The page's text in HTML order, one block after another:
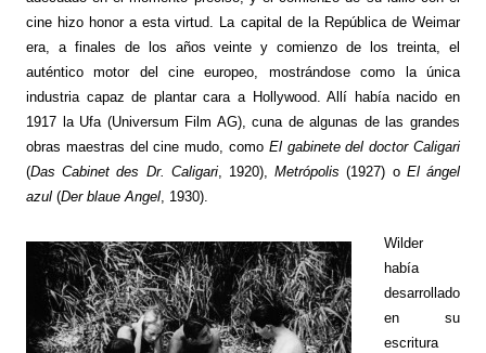
cine hizo honor a esta virtud. La capital de la República de Weimar
era, a finales de los años veinte y comienzo de los treinta, el
auténtico motor del cine europeo, mostrándose como la única
industria capaz de plantar cara a Hollywood. Allí había nacido en
1917 la Ufa (Universum Film AG), cuna de algunas de las grandes
obras maestras del cine mudo, como El gabinete del doctor Caligari
(Das Cabinet des Dr. Caligari, 1920),Metrópolis (1927) o El ángel
azul(Der blaue Angel, 1930).
Wilder
había
desarrollado
en su
escritura